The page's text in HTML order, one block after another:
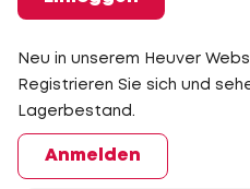
Neu in unserem Heuver
Registrieren Sie sich und
Lagerbestand.
Anmelden